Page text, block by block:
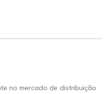
no mercado de distribuição